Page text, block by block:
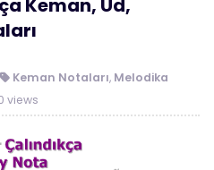
Keman, Ud,
Keman Notaları, Melodika
views